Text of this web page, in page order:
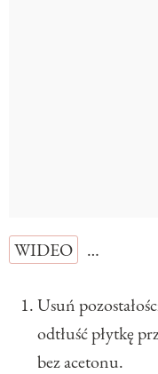
WIDEO …
Usuń
odtłuść płytkę
bez acetonu.